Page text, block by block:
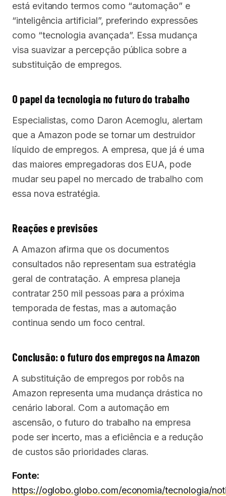
está evitando termos como “automação” e
“inteligência artificial”, preferindo expressões
como “tecnologia avançada”. Essa mudança
visa suavizar a percepção pública sobre a
substituição de empregos.
O papel da tecnologia no futuro do trabalho
Especialistas, como Daron Acemoglu, alertam
que a Amazon pode se tornar um destruidor
líquido de empregos. A empresa, que já é uma
das maiores empregadoras dos EUA, pode
mudar seu papel no mercado de trabalho com
essa nova estratégia.
Reações e previsões
A Amazon afirma que os documentos
consultados não representam sua estratégia
geral de contratação. A empresa planeja
contratar 250 mil pessoas para a próxima
temporada de festas, mas a automação
continua sendo um foco central.
Conclusão: o futuro dos empregos na Amazon
A substituição de empregos por robôs na
Amazon representa uma mudança drástica no
cenário laboral. Com a automação em
ascensão, o futuro do trabalho na empresa
pode ser incerto, mas a eficiência e a redução
de custos são prioridades claras.
Fonte:
https://oglobo.globo.com/economia/tecnologia/